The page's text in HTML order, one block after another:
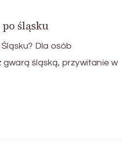
śląsku
Dla osób
gwarą śląską, przywitanie w